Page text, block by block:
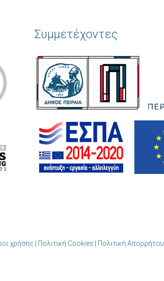
Συμμετέχοντες
χρήσης | Πολιτική Cookies | Πολιτική Απορρήτου